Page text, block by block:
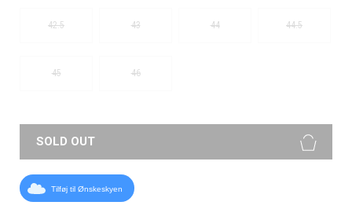
42.5 43 44 44.5
45 46
SOLD OUT
Tilføj til Ønskeskyen